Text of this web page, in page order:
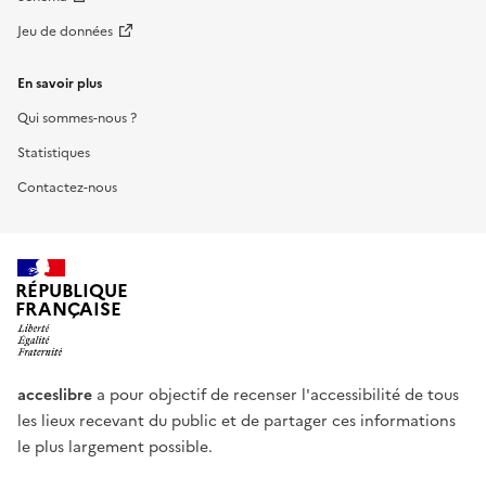
Jeu de données
En savoir plus
Qui sommes-nous ?
Statistiques
Contactez-nous
RÉPUBLIQUE
FRANÇAISE
acceslibre a pour objectif de recenser l'accessibilité de tous
les lieux recevant du public et de partager ces informations
le plus largement possible.